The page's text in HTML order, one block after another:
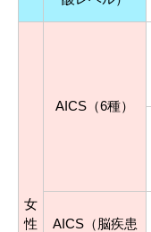
女
性
AICS（6種）
AICS（脳疾患